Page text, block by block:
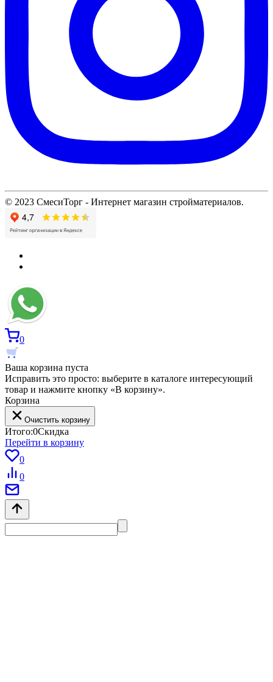
© 2023 СмесиТорг - Интернет магазин стройматериалов.
0
Ваша корзина пуста
Исправить это просто: выберите в каталоге интересующий
товар и нажмите кнопку «В корзину».
Корзина
Очистить корзину
Итого:0Скидка
Перейти в корзину
0
0